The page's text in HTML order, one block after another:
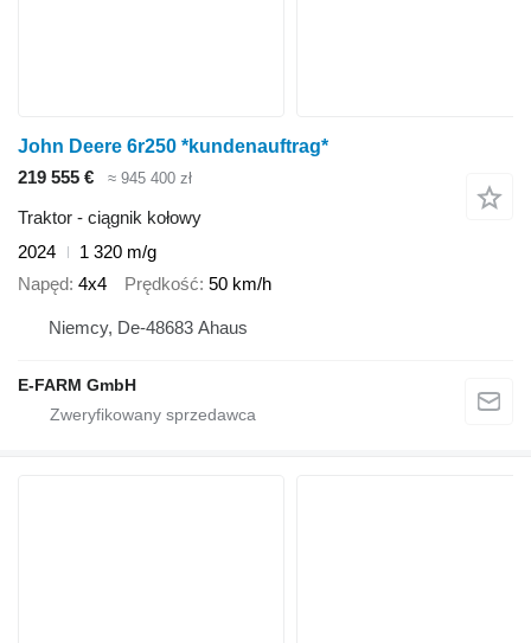
John Deere 6r250 *kundenauftrag*
219 555 €
≈ 945 400 zł
Traktor - ciągnik kołowy
2024
1 320 m/g
Napęd 4x4 Prędkość 50 km/h
Niemcy, De-48683 Ahaus
E-FARM GmbH